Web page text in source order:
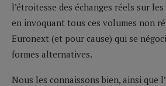
l’étroitesse des échanges réels sur
en invoquant tous ces volumes non
Euronext (et pour cause) qui se
formes alternatives.
Nous les connaissons bien, ainsi que